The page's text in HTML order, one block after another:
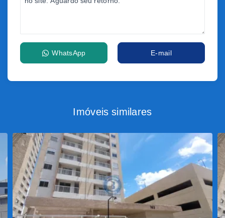
WhatsApp E-mail
Imóveis similares